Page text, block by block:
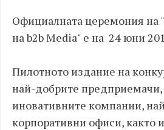
Официалната церемония на
на b2b Media" е на 24 юни
Пилотното издание на
най-добрите
иновативните компании,
корпоративни офиси, както